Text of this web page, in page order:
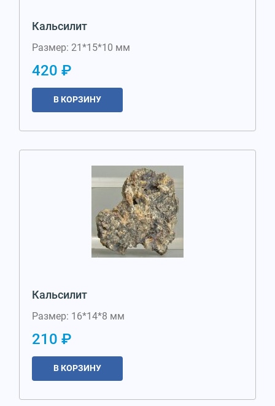
Кальсилит
Размер: 21*15*10 мм
420 ₽
В КОРЗИНУ
Кальсилит
Размер: 16*14*8 мм
210 ₽
В КОРЗИНУ